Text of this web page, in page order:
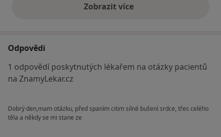
Zobrazit vícevýše uvedené názory
Odpovědi
1 odpovědí poskytnutých lékařem na otázky pacientů
na ZnamyLekar.cz
Dobrý den,mam otázku, před spaním citim silné bušení srdce, třes celého
těla a někdy se mi stane ze